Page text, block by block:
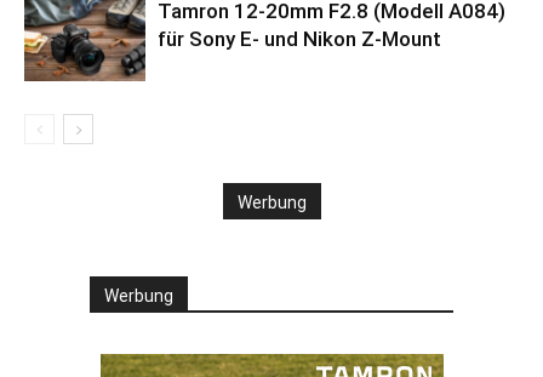
Tamron 12-20mm F2.8 (Modell A084)
für Sony E- und Nikon Z-Mount
Werbung
Werbung